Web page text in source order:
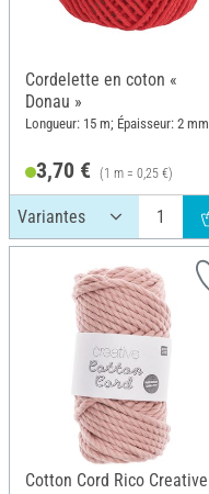
Cordelette en coton «
Donau »
Longueur: 15 m; Épaisseur: 2 mm
3,70 € (1 m = 0,25 €)
Cotton Cord Rico Creative